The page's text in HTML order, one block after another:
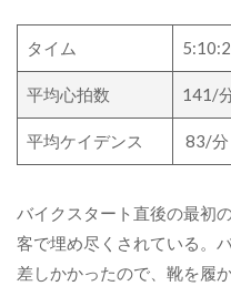
タイム
平均心拍数 141/
平均ケイデンス 83/
バイクスタート直後の最初
客で埋め尽くされている。
差しかかったので、靴を履